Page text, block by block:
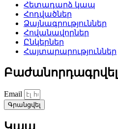
Հետադարձ կապ
Հոդվածներ
Ձայնագրություններ
Հովանավորներ
Ընկերներ
Հայտարարություններ
Բաժանորդագրվել
Email
Գրանցվել
Կապ